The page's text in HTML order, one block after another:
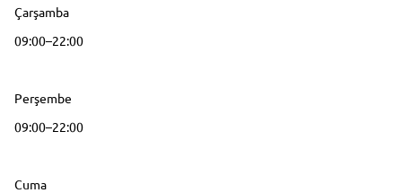
Çarşamba
09:00–22:00
Perşembe
09:00–22:00
Cuma